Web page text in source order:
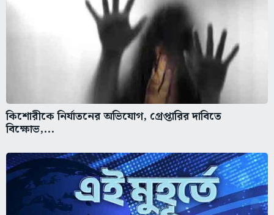
কিশোরীকে নির্যাতনের অভিযোগ, গ্রেপ্তারির দাবিতে
বিক্ষোভ,...